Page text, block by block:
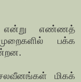
என்று எண்ணத்
பக்க
மிகக்